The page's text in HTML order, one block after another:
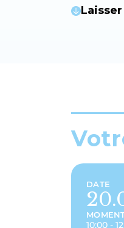
DATE
10:00 -